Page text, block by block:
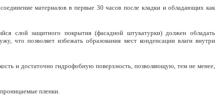
материалов в первые 30 часов после кладки и обладающих как
слой защитного покрытия (фасадной штукатурки) должен обладать
что позволяет избежать образования мест конденсации влаги внутри
и достаточно гидрофобную поверхность, позволяющую, тем не менее,
пленки.